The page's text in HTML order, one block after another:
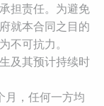
担责任。为避免
就本合同之目的
不可抗力。
及其预计持续时
月，任何一方均